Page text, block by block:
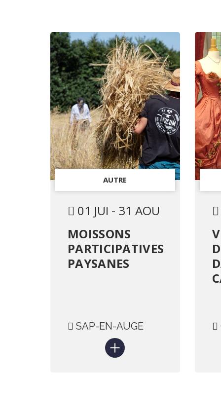
AUTRE
01 JUI - 31 AOU
MOISSONS
PARTICIPATIVES
PAYSANES
SAP-EN-AUGE